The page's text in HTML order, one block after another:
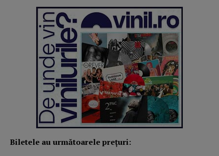
Biletele au următoarele prețuri: